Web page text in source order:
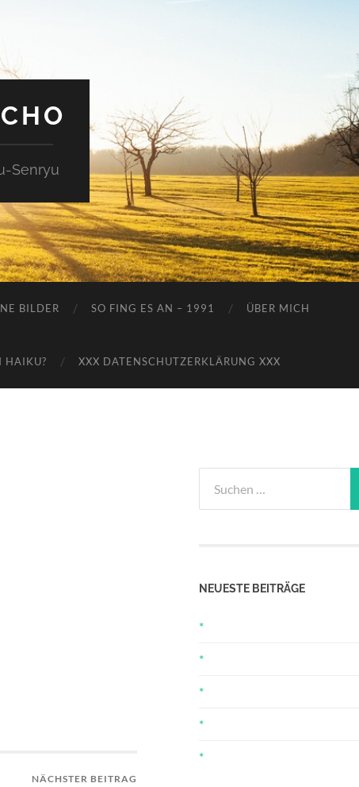
Senryu
BILDER SO FING ES AN – 1991 ÜBER MICH
HAIKU? XXX DATENSCHUTZERKLÄRUNG XXX
NÄCHSTER BEITRAG
nach:
NEUESTE BEITRÄGE
*
*
*
*
*